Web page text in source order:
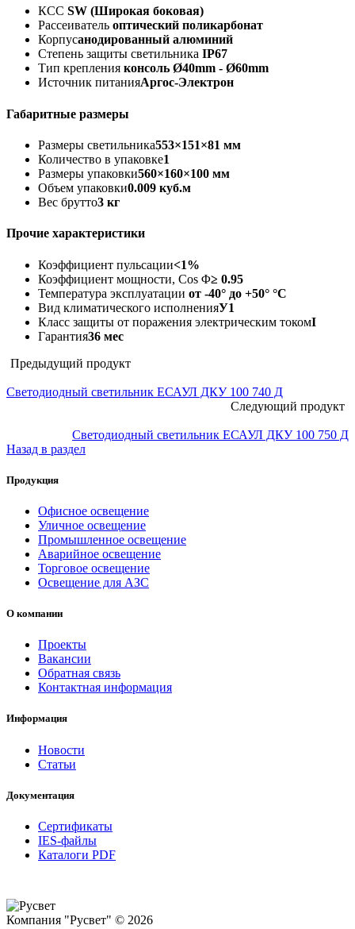
КСС SW (Широкая боковая)
Рассеиватель оптический поликарбонат
Корпусанодированный алюминий
Степень защиты светильника IP67
Тип крепления консоль Ø40mm - Ø60mm
Источник питанияАргос-Электрон
Габаритные размеры
Размеры светильника553×151×81 мм
Количество в упаковке1
Размеры упаковки560×160×100 мм
Объем упаковки0.009 куб.м
Вес брутто3 кг
Прочие характеристики
Коэффициент пульсации<1%
Коэффициент мощности, Cos Φ≥ 0.95
Температура эксплуатации от -40° до +50° °C
Вид климатического исполненияУ1
Класс защиты от поражения электрическим токомI
Гарантия36 мес
Предыдущий продукт
Светодиодный светильник ЕСАУЛ ДКУ 100 740 Д
Следующий продукт
Светодиодный светильник ЕСАУЛ ДКУ 100 750 Д
Назад в раздел
Продукция
Офисное освещение
Уличное освещение
Промышленное освещение
Аварийное освещение
Торговое освещение
Освещение для АЗС
О компании
Проекты
Вакансии
Обратная связь
Контактная информация
Информация
Новости
Статьи
Документация
Сертификаты
IES-файлы
Каталоги PDF
Компания "Русвет" © 2026